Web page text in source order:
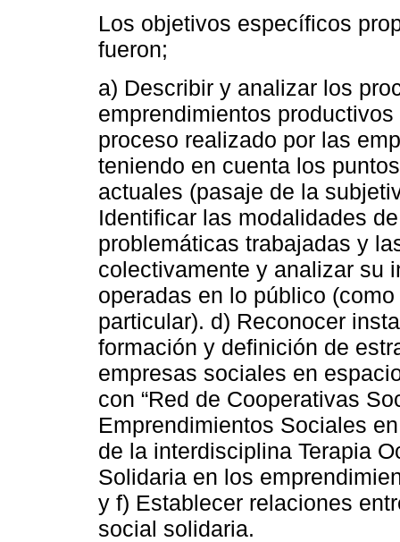
Los objetivos específicos
fueron;
a) Describir y analizar los
emprendimientos
proceso realizado por las
teniendo en cuenta los
actuales (pasaje de la
Identificar las modalidades
problemáticas trabajadas y
colectivamente y analizar su
operadas en lo público
particular). d) Reconocer
formación y definición de
empresas sociales en
con “Red de Cooperativas
Emprendimientos Sociales
de la interdisciplina Terapia
Solidaria en los
y f) Establecer relaciones
social solidaria.